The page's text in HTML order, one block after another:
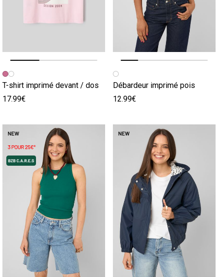
Image précédente
Image suivante
T-shirt imprimé devant / dos
17.99€
Image précédente
Image suivante
Débardeur imprimé pois
12.99€